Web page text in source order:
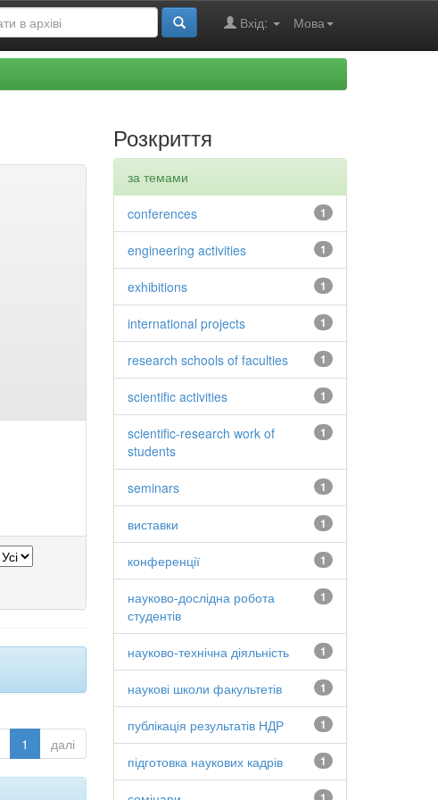
Мова
Вхід:
1 далі
Розкриття
за темами
1
conferences
1
engineering activities
1
exhibitions
1
international projects
1
research schools of faculties
1
scientific activities
1
scientific-research work of
students
1
seminars
1
виставки
1
конференції
1
науково-дослідна робота
студентів
1
науково-технічна діяльність
1
наукові школи факультетів
1
публікація результатів НДР
1
підготовка наукових кадрів